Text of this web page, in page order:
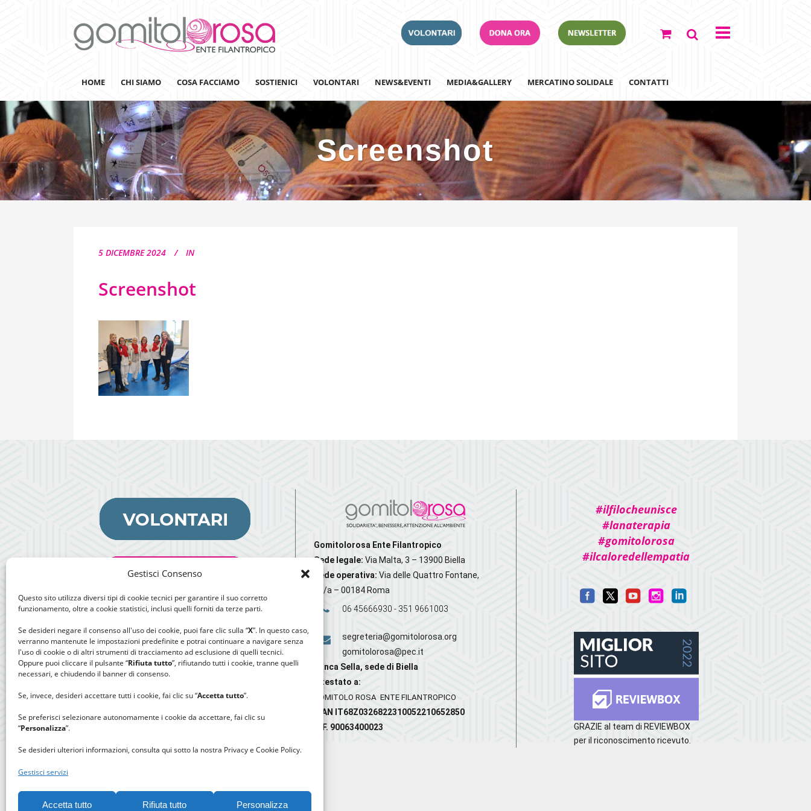
Gestisci Consenso
Questo sito utilizza diversi tipi di cookie tecnici per garantire il suo corretto
funzionamento, oltre a cookie statistici, inclusi quelli forniti da terze parti.
Se desideri negare il consenso all'uso dei cookie, puoi fare clic sulla “X”. In questo caso,
verranno mantenute le impostazioni predefinite e potrai continuare a navigare senza
l'uso di cookie o di altri strumenti di tracciamento ad esclusione di quelli tecnici.
Oppure puoi cliccare il pulsante “Rifiuta tutto”, rifiutando tutti i cookie, tranne quelli
necessari, e chiudendo il banner di consenso.
Se, invece, desideri accettare tutti i cookie, fai clic su “Accetta tutto”.
Se preferisci selezionare autonomamente i cookie da accettare, fai clic su
“Personalizza”.
Se desideri ulteriori informazioni, consulta qui sotto la nostra Privacy e Cookie Policy.
Gestisci servizi
Accetta tutto Rifiuta tutto Personalizza
HOME CHI SIAMO COSA FACCIAMO
Lanaterapia
Ricerca
Sensibilizzazione
SOSTIENICI
Adotta un Ospedale
Team Building
VOLONTARI NEWS&EVENTI MEDIA&GALLERY MERCATINO SOLIDALE CONTATTI
Screenshot
5 DICEMBRE 2024 IN
Screenshot
Gomitolorosa Ente Filantropico
Sede legale: Via Malta, 3 – 13900 Biella
Sede operativa: Via delle Quattro Fontane,
20/a – 00184 Roma
06 45666930 - 351 9661003
segreteria@gomitolorosa.org
gomitolorosa@pec.it
Banca Sella, sede di Biella
Intestato a:
GOMITOLO ROSA ENTE FILANTROPICO
IBAN IT68Z0326822310052210652850
C.F. 90063400023
#ilfilocheunisce
#lanaterapia
#gomitolorosa
#ilcaloredellempatia
GRAZIE al team di REVIEWBOX
per il riconoscimento ricevuto.